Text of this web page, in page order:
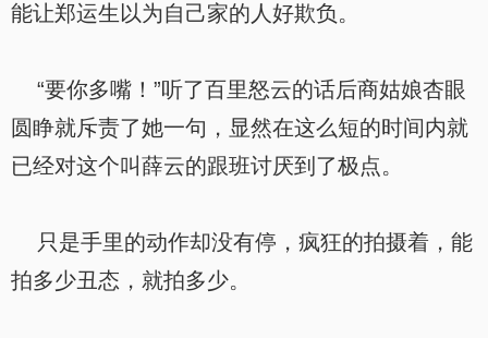
能让郑运生以为自己家的人好欺负。
“要你多嘴！”听了百里怒云的话后商姑娘杏眼
圆睁就斥责了她一句，显然在这么短的时间内就
已经对这个叫薛云的跟班讨厌到了极点。
只是手里的动作却没有停，疯狂的拍摄着，能
拍多少丑态，就拍多少。